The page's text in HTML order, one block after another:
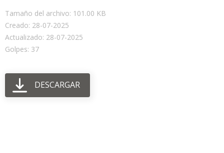
Tamaño del archivo: 101.00 KB
Creado: 28-07-2025
Actualizado: 28-07-2025
Golpes: 37
DESCARGAR